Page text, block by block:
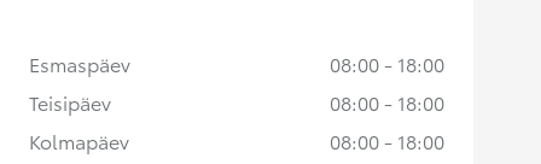
Esmaspäev
08:00 - 18:00
Teisipäev
08:00 - 18:00
Kolmapäev
08:00 - 18:00